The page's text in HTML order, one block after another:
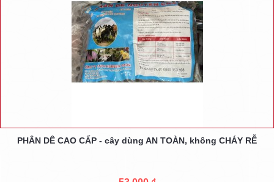
PHÂN DÊ CAO CẤP - cây dùng AN TOÀN, không CHÁY RỄ